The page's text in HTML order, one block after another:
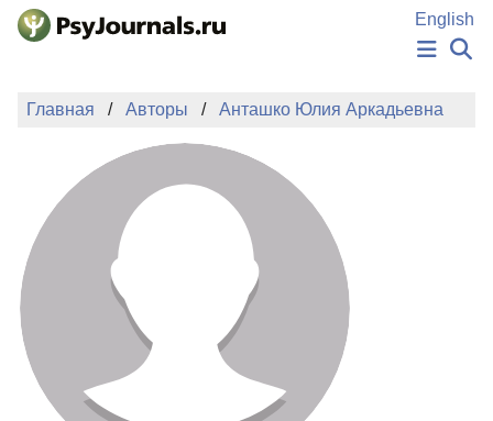
Перейти к основному содержанию
English
НОВОСТИ
АВТОРЫ
ПОДАТЬ РУКОПИСЬ
БАЗА ЗНАНИЙ
КЛЮЧЕВЫЕ СЛОВА
Регистрация
Главная Авторы Анташко Юлия Аркадьевна